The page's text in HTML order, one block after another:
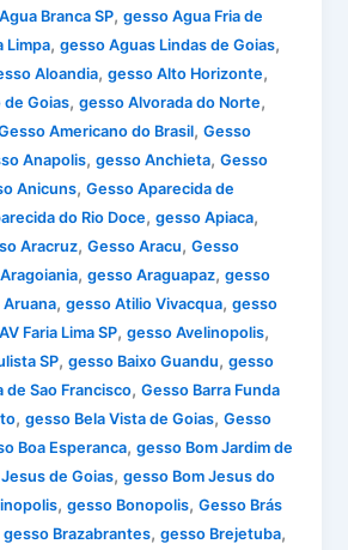
Branca SP,gesso Agua Fria de
Limpa,gesso Aguas Lindas de Goias,
Aloandia,gesso Alto Horizonte,
de Goias,gesso Alvorada do Norte,
Americano do Brasil,Gesso
Anapolis,gesso Anchieta,Gesso
Anicuns,Gesso Aparecida de
do Rio Doce,gesso Apiaca,
Aracruz,Gesso Aracu,Gesso
,gesso Araguapaz,gesso
,gesso Atilio Vivacqua,gesso
Faria Lima SP,gesso Avelinopolis,
SP,gesso Baixo Guandu,gesso
de Sao Francisco,Gesso Barra Funda
,gesso Bela Vista de Goias,Gesso
Boa Esperanca,gesso Bom Jardim de
de Goias,gesso Bom Jesus do
,gesso Bonopolis,Gesso Brás
gesso Brazabrantes,gesso Brejetuba,